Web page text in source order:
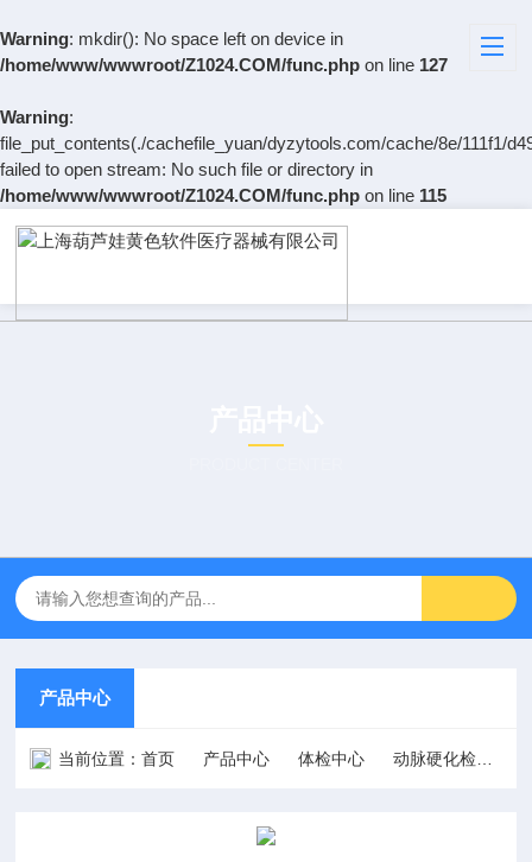
Warning: mkdir(): No space left on device in
/home/www/wwwroot/Z1024.COM/func.php on line 127
Warning:
file_put_contents(./cachefile_yuan/dyzytools.com/cache/8e/111f1/
failed to open stream: No such file or directory in
/home/www/wwwroot/Z1024.COM/func.php on line 115
产品中心
当前位置：首页 产品中心 体检中心 动脉硬化检测仪